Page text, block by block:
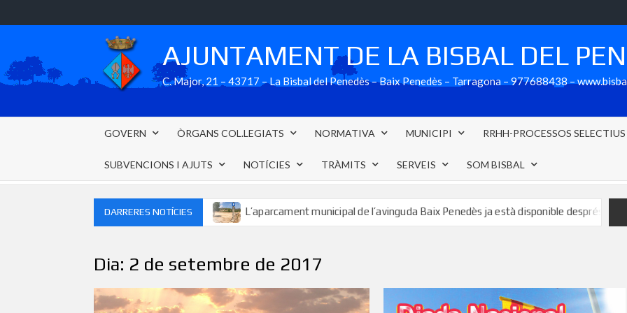
to
AJUNTAMENT DE LA BISBAL DEL
C. Major, 21 – 43717 – La Bisbal del Penedès – Baix Penedès – Tarragona – 977688438 –
GOVERN ÒRGANS COL.LEGIATS NORMATIVA MUNICIPI RRHH-PROCESSOS SELECTIUS
SUBVENCIONS I AJUTS NOTÍCIES TRÀMITS SERVEIS SOM BISBAL
DARRERES NOTÍCIES
dels serveis del SOM Bisbal L’aparcament municipal de l’avinguda Baix Penedès ja està disponible després de
Dia: 2 de setembre de 2017